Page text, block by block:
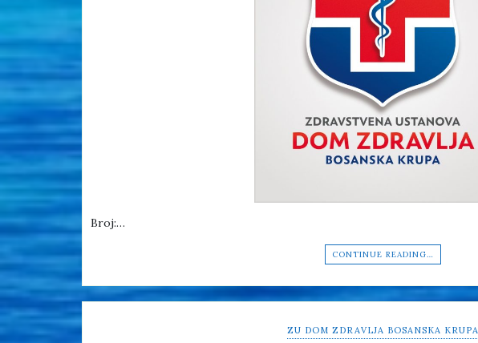
Broj:…
CONTINUE READING…
ZU DOM ZDRAVLJA BOSANSKA KRUPA